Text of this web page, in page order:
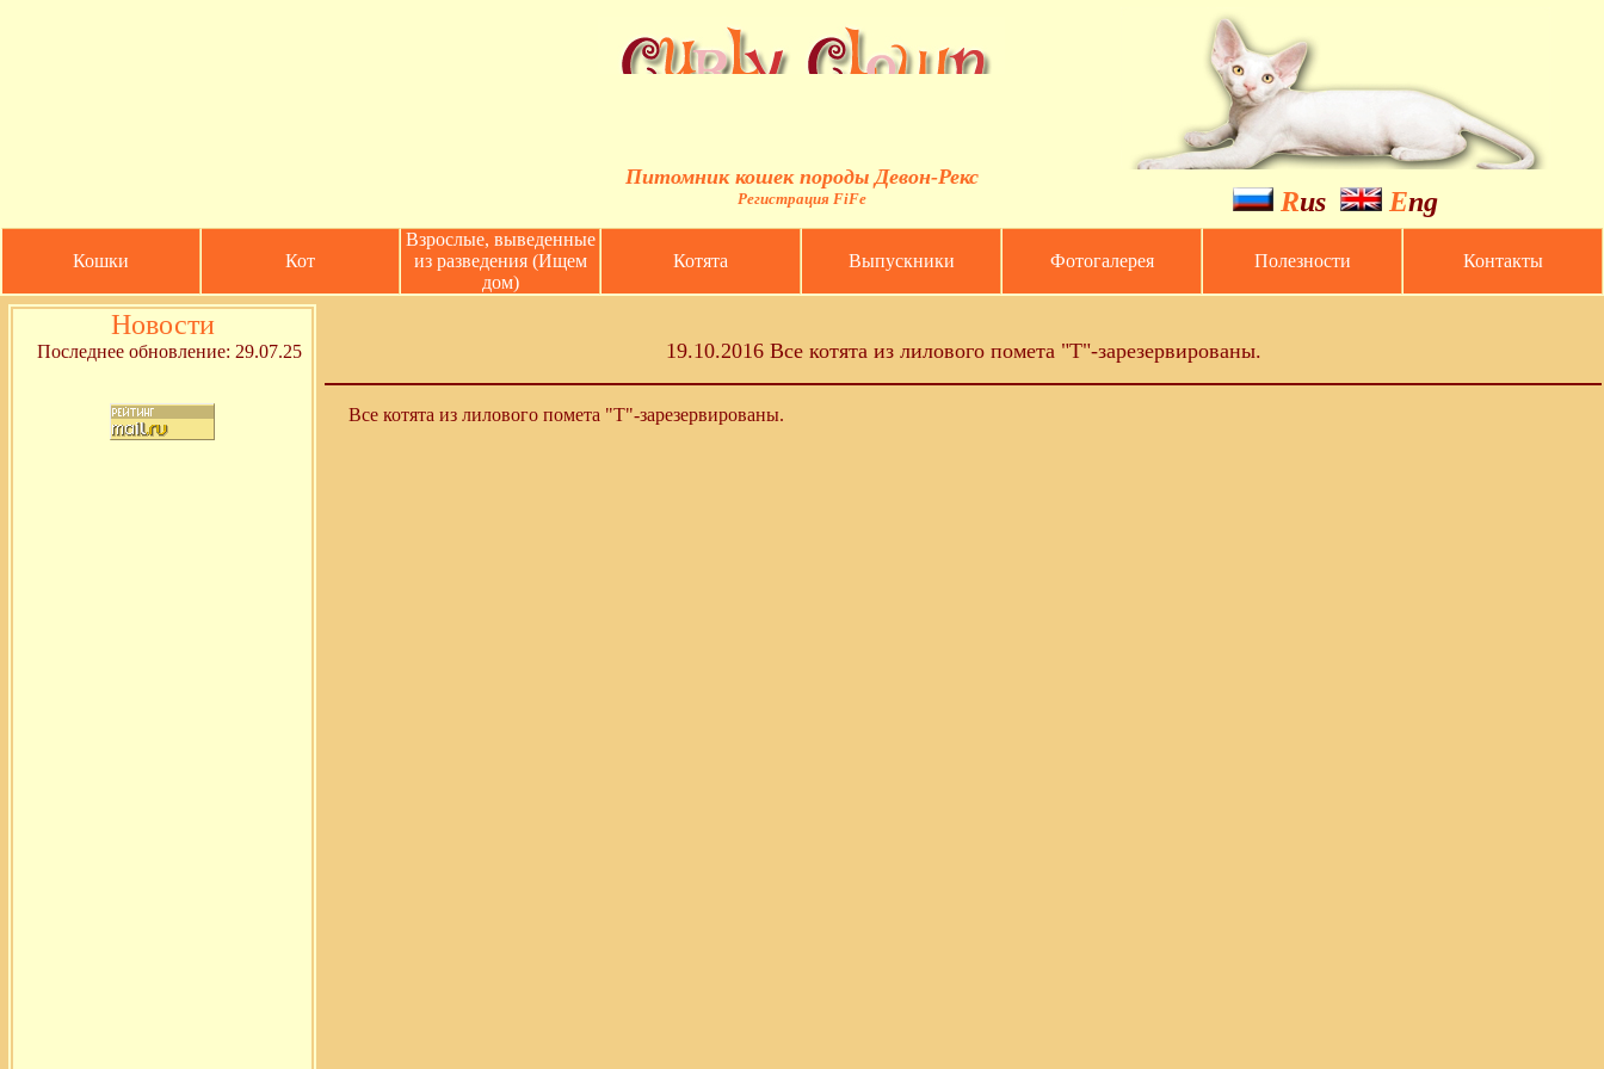
Питомник кошек породы Девон-Рекс
Регистрация FiFe Rus Eng
Кошки Кот
Взрослые, выведенные
из разведения (Ищем
дом)
Котята Выпускники Фотогалерея Полезности Контакты
Новости
Последнее обновление: 29.07.25 19.10.2016 Все котята из лилового помета "T"-зарезервированы.
Все котята из лилового помета "T"-зарезервированы.